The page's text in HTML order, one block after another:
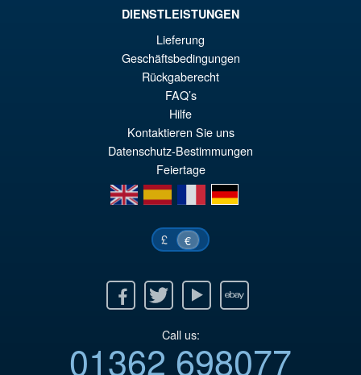
VORBESTELLUNGEN
DIENSTLEISTUNGEN
Lieferung
Geschäftsbedingungen
Rückgaberecht
FAQ’s
Hilfe
Kontaktieren Sie uns
Datenschutz-Bestimmungen
Feiertage
en
es fr de
£ €
Twitter Youtube Ebay
Call us:
01362 698077